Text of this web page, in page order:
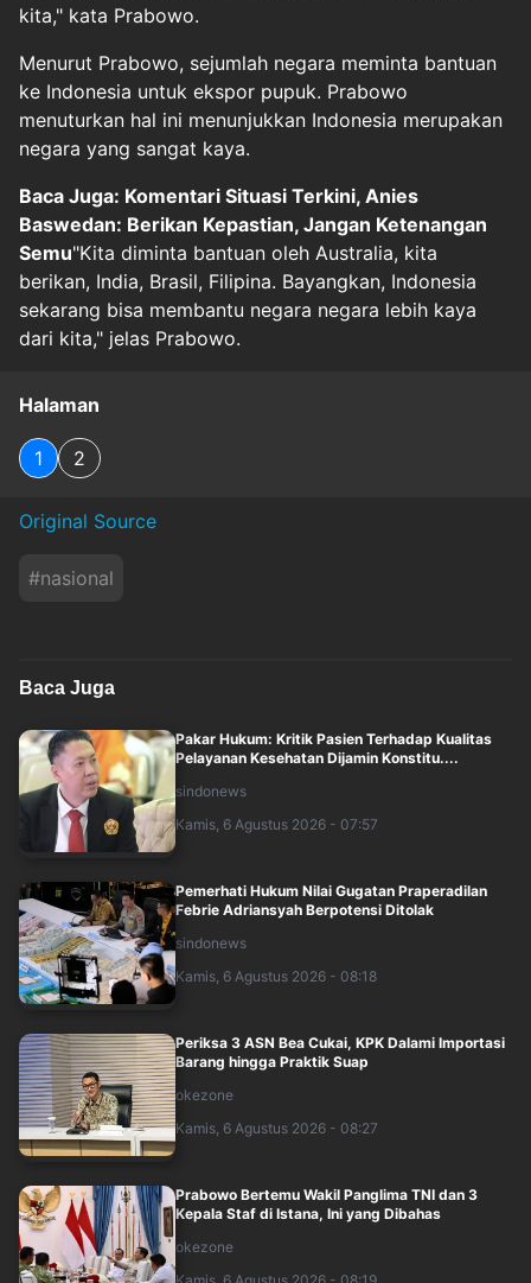
kita," kata Prabowo.
Menurut Prabowo, sejumlah negara meminta bantuan
ke Indonesia untuk ekspor pupuk. Prabowo
menuturkan hal ini menunjukkan Indonesia merupakan
negara yang sangat kaya.
Baca Juga: Komentari Situasi Terkini, Anies
Baswedan: Berikan Kepastian, Jangan Ketenangan
Semu"Kita diminta bantuan oleh Australia, kita
berikan, India, Brasil, Filipina. Bayangkan, Indonesia
sekarang bisa membantu negara negara lebih kaya
dari kita," jelas Prabowo.
Halaman
1 2
Original Source
#nasional
Baca Juga
Pakar Hukum: Kritik Pasien Terhadap Kualitas
Pelayanan Kesehatan Dijamin Konstitu....
sindonews
Kamis, 6 Agustus 2026 - 07:57
Pemerhati Hukum Nilai Gugatan Praperadilan
Febrie Adriansyah Berpotensi Ditolak
sindonews
Kamis, 6 Agustus 2026 - 08:18
Periksa 3 ASN Bea Cukai, KPK Dalami Importasi
Barang hingga Praktik Suap
okezone
Kamis, 6 Agustus 2026 - 08:27
Prabowo Bertemu Wakil Panglima TNI dan 3
Kepala Staf di Istana, Ini yang Dibahas
okezone